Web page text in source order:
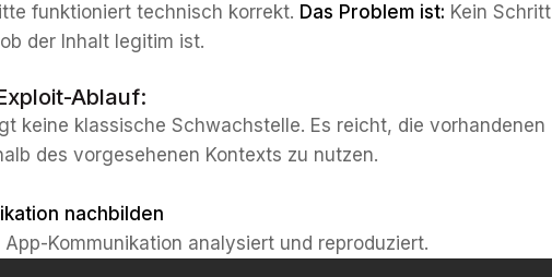
funktioniert technisch korrekt. Das Problem ist: Kein Schritt
der Inhalt legitim ist.
Ablauf:
keine klassische Schwachstelle. Es reicht, die vorhandenen
des vorgesehenen Kontexts zu nutzen.
nachbilden
Kommunikation analysiert und reproduziert.